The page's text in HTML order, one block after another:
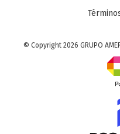
© Copyright 2026 GRUPO